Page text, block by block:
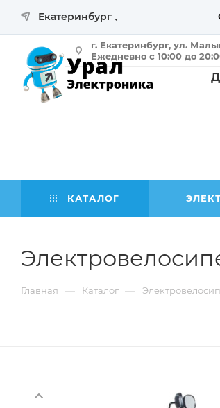
Екатеринбург
г. Екатеринбург, ул.
Ежедневно с 10:00 до
КАТАЛОГ
Главная — Каталог —